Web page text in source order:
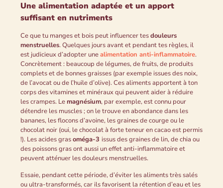
Une alimentation adaptée et un apport
suffisant en nutriments
Ce que tu manges et bois peut influencer tesdouleurs
menstruelles. Quelques jours avant et pendant tes règles, il
est judicieux d’adopter unealimentation anti-inflammatoire.
Concrètement : beaucoup de légumes, de fruits, de produits
complets et de bonnes graisses (par exemple issues des noix,
de l’avocat ou de l’huile d’olive). Ces aliments apportent à ton
corps des vitamines et minéraux qui peuvent aider à réduire
les crampes. Lemagnésium, par exemple, est connu pour
détendre les muscles ; on le trouve en abondance dans les
bananes, les flocons d’avoine, les graines de courge ou le
chocolat noir (oui, le chocolat à forte teneur en cacao est permis
!). Les acides grasoméga-3 issus des graines de lin, de chia ou
des poissons gras ont aussi un effet anti-inflammatoire et
peuvent atténuer les douleurs menstruelles.
Essaie, pendant cette période, d’éviter les aliments très salés
ou ultra-transformés, car ils favorisent la rétention d’eau et les